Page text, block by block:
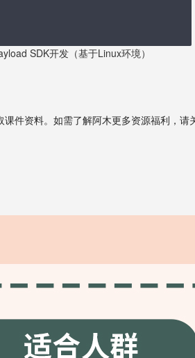
SDK开发（基于Linux环境）
件资料。如需了解阿木更多资源福利，请